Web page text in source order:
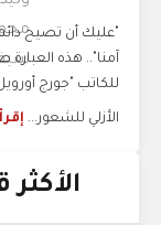
"عليك أن تصيح
للكاتب "جورج
الأزلي للشعور...
الأكثر